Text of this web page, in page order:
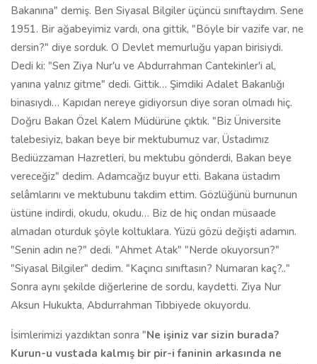
Bakanına" demiş. Ben Siyasal Bilgiler üçüncü sınıftaydım. Sene
1951. Bir ağabeyimiz vardı, ona gittik, "Böyle bir vazife var, ne
dersin?" diye sorduk. O Devlet memurluğu yapan birisiydi.
Dedi ki: "Sen Ziya Nur'u ve Abdurrahman Cantekinler'i al,
yanına yalnız gitme" dedi. Gittik… Şimdiki Adalet Bakanlığı
binasıydı… Kapıdan nereye gidiyorsun diye soran olmadı hiç.
Doğru Bakan Özel Kalem Müdürüne çıktık. "Biz Üniversite
talebesiyiz, bakan beye bir mektubumuz var, Üstadımız
Bediüzzaman Hazretleri, bu mektubu gönderdi, Bakan beye
vereceğiz" dedim. Adamcağız buyur etti. Bakana üstadım
selâmlarını ve mektubunu takdim ettim. Gözlüğünü burnunun
üstüne indirdi, okudu, okudu… Biz de hiç ondan müsaade
almadan oturduk şöyle koltuklara. Yüzü gözü değişti adamın.
"Senin adın ne?" dedi. "Ahmet Atak" "Nerde okuyorsun?"
"Siyasal Bilgiler" dedim. "Kaçıncı sınıftasın? Numaran kaç?.."
Sonra aynı şekilde diğerlerine de sordu, kaydetti. Ziya Nur
Aksun Hukukta, Abdurrahman Tıbbiyede okuyordu.
İsimlerimizi yazdıktan sonra "Ne işiniz var sizin burada?
Kurun-u vustada kalmış bir pir-i faninin arkasında ne